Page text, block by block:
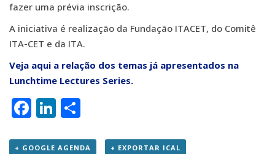
fazer uma prévia inscrição.
A iniciativa é realização da Fundação ITACET, do Comitê
ITA-CET e da ITA.
Veja aqui a relação dos temas já apresentados na
Lunchtime Lectures Series.
Facebook
LinkedIn
+ GOOGLE AGENDA + EXPORTAR ICAL